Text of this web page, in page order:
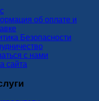
об оплате и
Безопасности
с нами
сайта